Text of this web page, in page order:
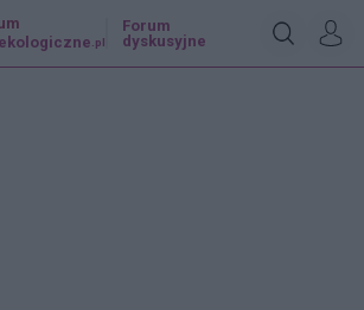
.pl
Forum
dyskusyjne